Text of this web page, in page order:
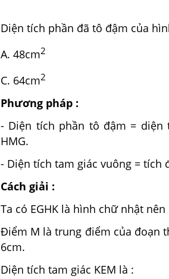
Diện tích phần đã tô đậm của
A. 48cm
C. 64cm
Phương pháp :
- Diện tích phần tô đậm = diện
HMG.
- Diện tích tam giác vuông = tích
Cách giải :
Ta có EGHK là hình chữ nhật
Điểm M là trung điểm của đoạn
6cm.
Diện tích tam giác KEM là :